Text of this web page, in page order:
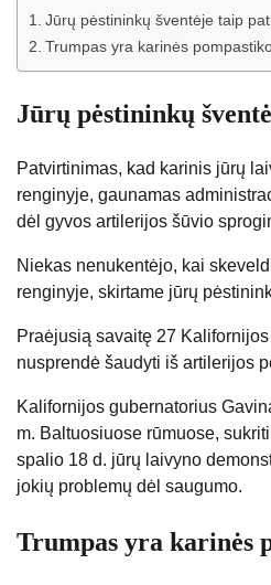
Jūrų pėstininkų šventėje taip
Trumpas yra karinės
Jūrų pėstininkų
Patvirtinimas, kad karinis jūrų
renginyje, gaunamas
dėl gyvos artilerijos šūvio
Niekas nenukentėjo, kai
renginyje, skirtame jūrų
Praėjusią savaitę 27
nusprendė šaudyti iš artilerijos
Kalifornijos gubernatorius
m. Baltuosiuose rūmuose,
spalio 18 d. jūrų laivyno
jokių problemų dėl saugumo.
Trumpas yra karinės